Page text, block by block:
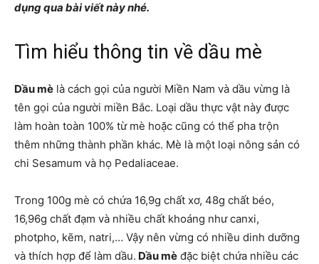
dụng qua bài viết này nhé.
Tìm hiểu thông tin về dầu mè
Dầu mè là cách gọi của người Miền Nam và dầu vừng là
tên gọi của người miền Bắc. Loại dầu thực vật này được
làm hoàn toàn 100% từ mè hoặc cũng có thể pha trộn
thêm những thành phần khác. Mè là một loại nông sản có
chi Sesamum và họ Pedaliaceae.
Trong 100g mè có chứa 16,9g chất xơ, 48g chất béo,
16,96g chất đạm và nhiều chất khoáng như canxi,
photpho, kẽm, natri,… Vậy nên vừng có nhiều dinh dưỡng
và thích hợp để làm dầu. Dầu mè đặc biệt chứa nhiều các